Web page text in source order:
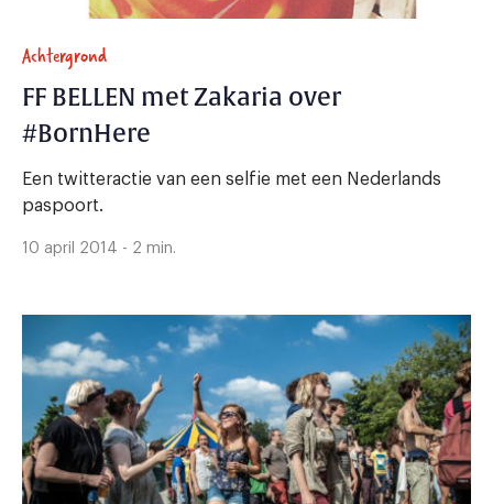
Achtergrond
FF BELLEN met Zakaria over
#BornHere
Een twitteractie van een selfie met een Nederlands
paspoort.
10 april 2014 - 2 min.